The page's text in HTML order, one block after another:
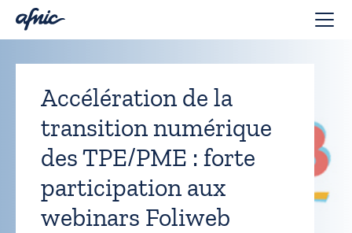
Accélération de la
transition numérique
des TPE/PME : forte
participation aux
webinars Foliweb
Panneau de gestion des cookies